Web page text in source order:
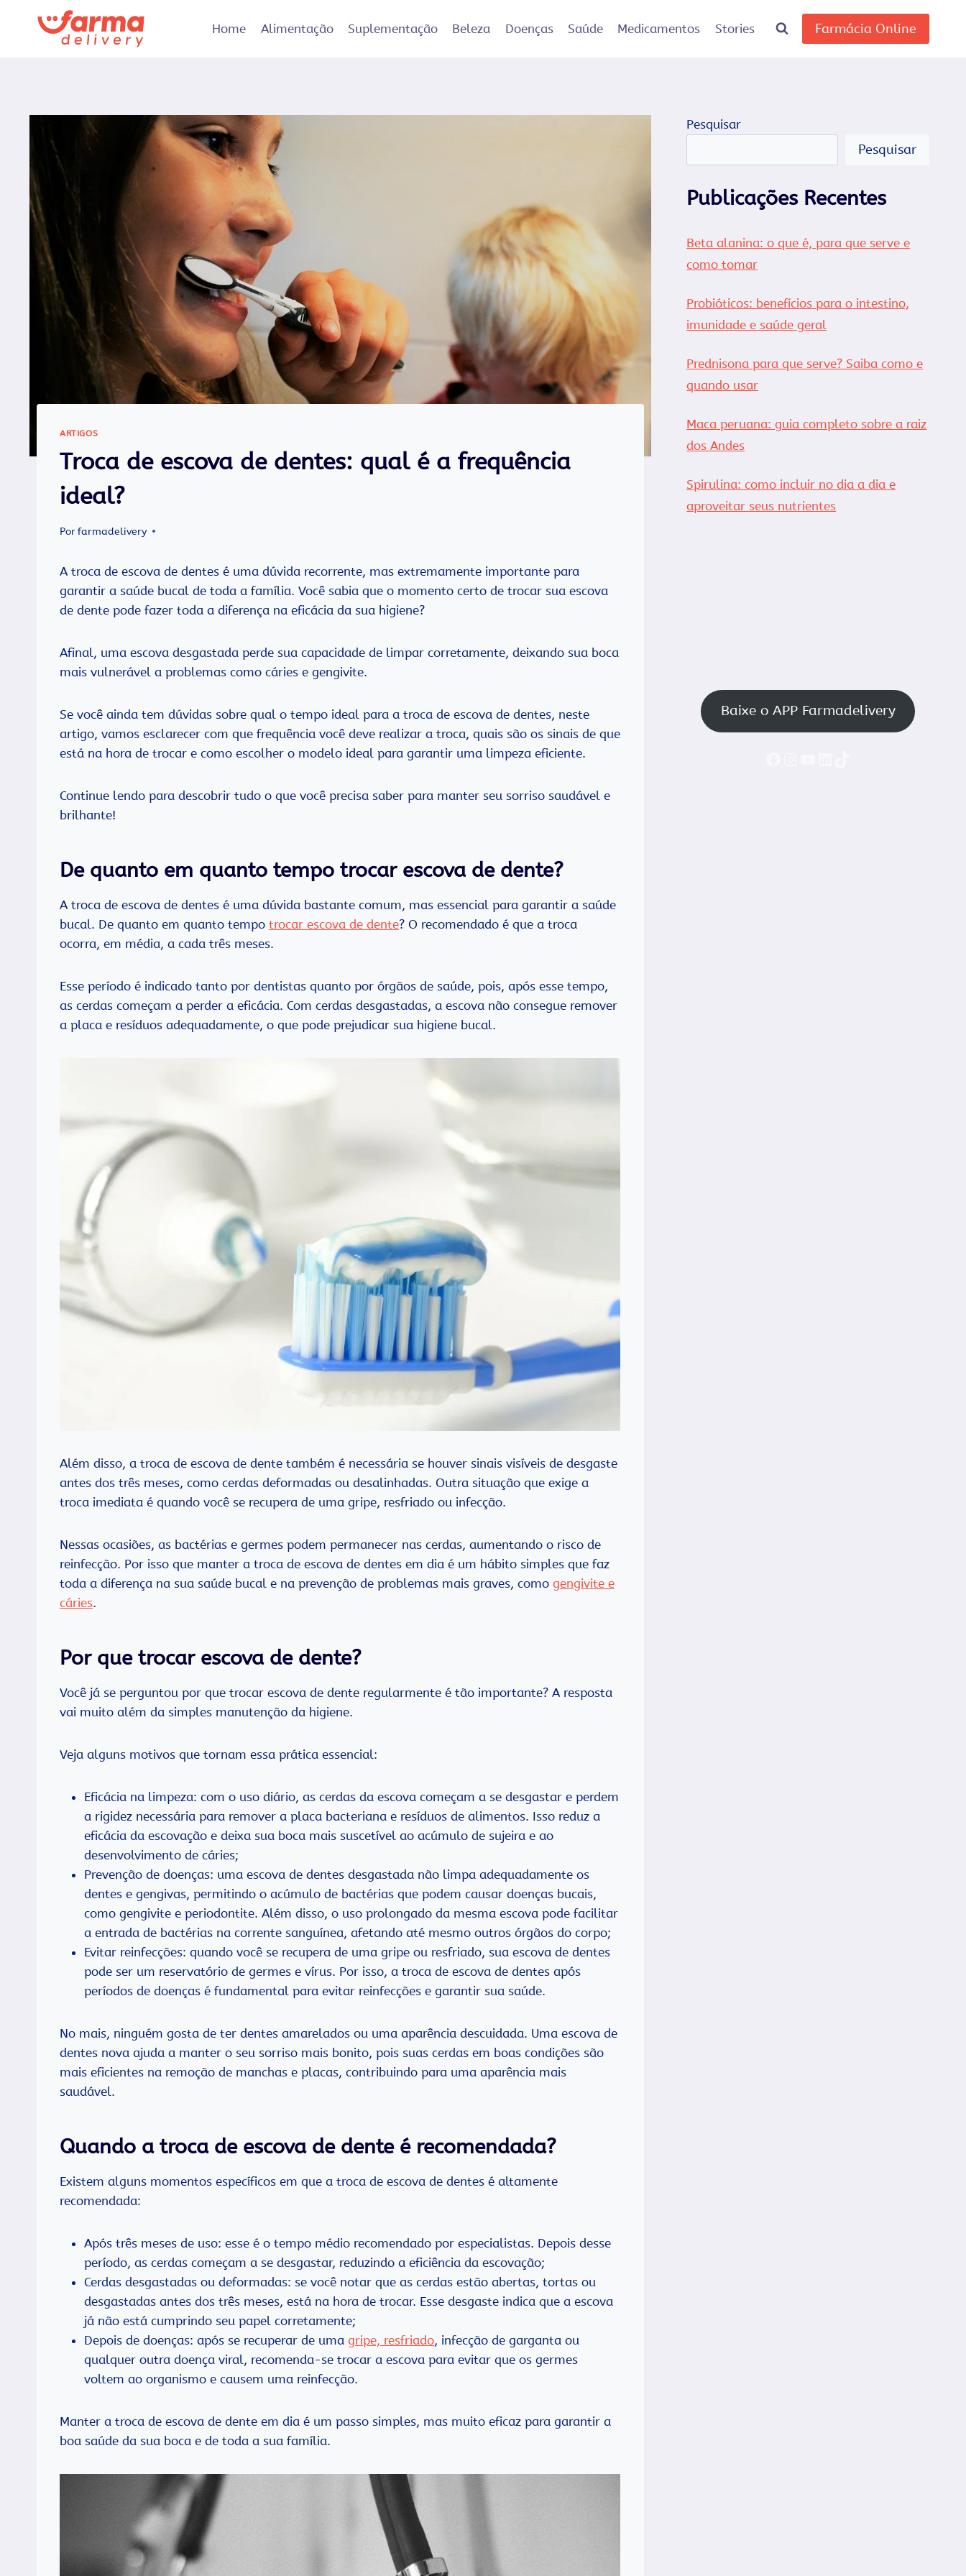
Home Alimentação Suplementação Beleza Doenças Saúde Medicamentos Stories Farmácia Online
ARTIGOS
Troca de escova de dentes: qual é a frequência
ideal?
Porfarmadelivery
A troca de escova de dentes é uma dúvida recorrente, mas extremamente importante para
garantir a saúde bucal de toda a família. Você sabia que o momento certo de trocar sua escova
de dente pode fazer toda a diferença na eficácia da sua higiene?
Afinal, uma escova desgastada perde sua capacidade de limpar corretamente, deixando sua boca
mais vulnerável a problemas como cáries e gengivite.
Se você ainda tem dúvidas sobre qual o tempo ideal para a troca de escova de dentes, neste
artigo, vamos esclarecer com que frequência você deve realizar a troca, quais são os sinais de que
está na hora de trocar e como escolher o modelo ideal para garantir uma limpeza eficiente.
Continue lendo para descobrir tudo o que você precisa saber para manter seu sorriso saudável e
brilhante!
De quanto em quanto tempo trocar escova de dente?
A troca de escova de dentes é uma dúvida bastante comum, mas essencial para garantir a saúde
bucal. De quanto em quanto tempo trocar escova de dente? O recomendado é que a troca
ocorra, em média, a cada três meses.
Esse período é indicado tanto por dentistas quanto por órgãos de saúde, pois, após esse tempo,
as cerdas começam a perder a eficácia. Com cerdas desgastadas, a escova não consegue remover
a placa e resíduos adequadamente, o que pode prejudicar sua higiene bucal.
Além disso, a troca de escova de dente também é necessária se houver sinais visíveis de desgaste
antes dos três meses, como cerdas deformadas ou desalinhadas. Outra situação que exige a
troca imediata é quando você se recupera de uma gripe, resfriado ou infecção.
Nessas ocasiões, as bactérias e germes podem permanecer nas cerdas, aumentando o risco de
reinfecção. Por isso que manter a troca de escova de dentes em dia é um hábito simples que faz
toda a diferença na sua saúde bucal e na prevenção de problemas mais graves, como gengivite e
cáries.
Por que trocar escova de dente?
Você já se perguntou por que trocar escova de dente regularmente é tão importante? A resposta
vai muito além da simples manutenção da higiene.
Veja alguns motivos que tornam essa prática essencial:
Eficácia na limpeza: com o uso diário, as cerdas da escova começam a se desgastar e perdem
a rigidez necessária para remover a placa bacteriana e resíduos de alimentos. Isso reduz a
eficácia da escovação e deixa sua boca mais suscetível ao acúmulo de sujeira e ao
desenvolvimento de cáries;
Prevenção de doenças: uma escova de dentes desgastada não limpa adequadamente os
dentes e gengivas, permitindo o acúmulo de bactérias que podem causar doenças bucais,
como gengivite e periodontite. Além disso, o uso prolongado da mesma escova pode facilitar
a entrada de bactérias na corrente sanguínea, afetando até mesmo outros órgãos do corpo;
Evitar reinfecções: quando você se recupera de uma gripe ou resfriado, sua escova de dentes
pode ser um reservatório de germes e vírus. Por isso, a troca de escova de dentes após
períodos de doenças é fundamental para evitar reinfecções e garantir sua saúde.
No mais, ninguém gosta de ter dentes amarelados ou uma aparência descuidada. Uma escova de
dentes nova ajuda a manter o seu sorriso mais bonito, pois suas cerdas em boas condições são
mais eficientes na remoção de manchas e placas, contribuindo para uma aparência mais
saudável.
Quando a troca de escova de dente é recomendada?
Existem alguns momentos específicos em que a troca de escova de dentes é altamente
recomendada:
Após três meses de uso: esse é o tempo médio recomendado por especialistas. Depois desse
período, as cerdas começam a se desgastar, reduzindo a eficiência da escovação;
Cerdas desgastadas ou deformadas: se você notar que as cerdas estão abertas, tortas ou
desgastadas antes dos três meses, está na hora de trocar. Esse desgaste indica que a escova
já não está cumprindo seu papel corretamente;
Depois de doenças: após se recuperar de uma gripe, resfriado, infecção de garganta ou
qualquer outra doença viral, recomenda-se trocar a escova para evitar que os germes
voltem ao organismo e causem uma reinfecção.
Manter a troca de escova de dente em dia é um passo simples, mas muito eficaz para garantir a
boa saúde da sua boca e de toda a sua família.
Pesquisar
Pesquisar
Publicações Recentes
Beta alanina: o que é, para que serve e
como tomar
Probióticos: benefícios para o intestino,
imunidade e saúde geral
Prednisona para que serve? Saiba como e
quando usar
Maca peruana: guia completo sobre a raiz
dos Andes
Spirulina: como incluir no dia a dia e
aproveitar seus nutrientes
Baixe o APP Farmadelivery